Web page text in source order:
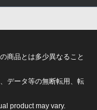
商品とは多少異なること
データ等の無断転用、転
product may vary.